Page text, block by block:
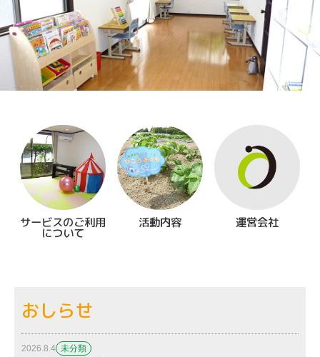
サービスのご利用
について
活動内容 運営会社
おしらせ
2026.8.4 未分類